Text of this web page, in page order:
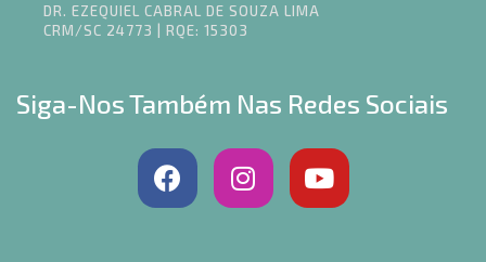
DR. EZEQUIEL CABRAL DE SOUZA LIMA
CRM/SC 24773 | RQE: 15303
Siga-Nos Também Nas Redes Sociais